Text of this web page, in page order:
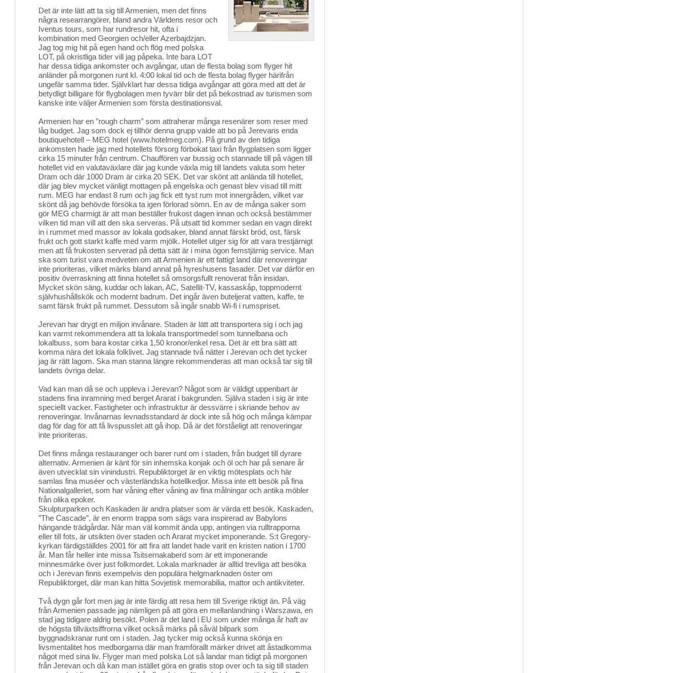
Det är inte lätt att ta sig till Armenien, men det finns
några researrangörer, bland andra Världens resor och
Iventus tours, som har rundresor hit, ofta i
kombination med Georgien och/eller Azerbajdzjan.
Jag tog mig hit på egen hand och flög med polska
LOT, på okristliga tider vill jag påpeka. Inte bara LOT
har dessa tidiga ankomster och avgångar, utan de flesta bolag som flyger hit
anländer på morgonen runt kl. 4:00 lokal tid och de flesta bolag flyger härifrån
ungefär samma tider. Självklart har dessa tidiga avgångar att göra med att det är
betydligt billigare för flygbolagen men tyvärr blir det på bekostnad av turismen som
kanske inte väljer Armenien som första destinationsval.
Armenien har en ”rough charm” som attraherar många resenärer som reser med
låg budget. Jag som dock ej tillhör denna grupp valde att bo på Jerevans enda
boutiquehotell – MEG hotel (www.hotelmeg.com). På grund av den tidiga
ankomsten hade jag med hotellets försorg förbokat taxi från flygplatsen som ligger
cirka 15 minuter från centrum. Chauffören var bussig och stannade till på vägen till
hotellet vid en valutaväxlare där jag kunde växla mig till landets valuta som heter
Dram och där 1000 Dram är cirka 20 SEK. Det var skönt att anlända till hotellet,
där jag blev mycket vänligt mottagen på engelska och genast blev visad till mitt
rum. MEG har endast 8 rum och jag fick ett tyst rum mot innergråden, vilket var
skönt då jag behövde försöka ta igen förlorad sömn. En av de många saker som
gör MEG charmigt är att man beställer frukost dagen innan och också bestämmer
vilken tid man vill att den ska serveras. På utsatt tid kommer sedan en vagn direkt
in i rummet med massor av lokala godsaker, bland annat färskt bröd, ost, färsk
frukt och gott starkt kaffe med varm mjölk. Hotellet utger sig för att vara trestjärnigt
men att få frukosten serverad på detta sätt är i mina ögon femstjärnig service. Man
ska som turist vara medveten om att Armenien är ett fattigt land där renoveringar
inte prioriteras, vilket märks bland annat på hyreshusens fasader. Det var därför en
positiv överraskning att finna hotellet så omsorgsfullt renoverat från insidan.
Mycket skön säng, kuddar och lakan, AC, Satellit-TV, kassaskåp, toppmodernt
självhushållskök och modernt badrum. Det ingår även buteljerat vatten, kaffe, te
samt färsk frukt på rummet. Dessutom så ingår snabb Wi-fi i rumspriset.
Jerevan har drygt en miljon invånare. Staden är lätt att transportera sig i och jag
kan varmt rekommendera att ta lokala transportmedel som tunnelbana och
lokalbuss, som bara kostar cirka 1,50 kronor/enkel resa. Det är ett bra sätt att
komma nära det lokala folklivet. Jag stannade två nätter i Jerevan och det tycker
jag är rätt lagom. Ska man stanna längre rekommenderas att man också tar sig till
landets övriga delar.
Vad kan man då se och uppleva i Jerevan? Något som är väldigt uppenbart är
stadens fina inramning med berget Ararat i bakgrunden. Själva staden i sig är inte
speciellt vacker. Fastigheter och infrastruktur är dessvärre i skriande behov av
renoveringar. Invånarnas levnadsstandard är dock inte så hög och många kämpar
dag för dag för att få livspusslet att gå ihop. Då är det förståeligt att renoveringar
inte prioriteras.
Det finns många restauranger och barer runt om i staden, från budget till dyrare
alternativ. Armenien är känt för sin inhemska konjak och öl och har på senare år
även utvecklat sin vinindustri. Republiktorget är en viktig mötesplats och här
samlas fina muséer och västerländska hotellkedjor. Missa inte ett besök på fina
Nationalgalleriet, som har våning efter våning av fina målningar och antika möbler
från olika epoker.
Skulpturparken och Kaskaden är andra platser som är värda ett besök. Kaskaden,
”The Cascade”, är en enorm trappa som sägs vara inspirerad av Babylons
hängande trädgårdar. När man väl kommit ända upp, antingen via rulltrapporna
eller till fots, är utsikten över staden och Ararat mycket imponerande. S:t Gregory-
kyrkan färdigställdes 2001 för att fira att landet hade varit en kristen nation i 1700
år. Man får heller inte missa Tsitsernakaberd som är ett imponerande
minnesmärke över just folkmordet. Lokala marknader är alltid trevliga att besöka
och i Jerevan finns exempelvis den populära helgmarknaden öster om
Republiktorget, där man kan hitta Sovjetisk memorabilia, mattor och antikviteter.
Två dygn går fort men jag är inte färdig att resa hem till Sverige riktigt än. På väg
från Armenien passade jag nämligen på att göra en mellanlandning i Warszawa, en
stad jag tidigare aldrig besökt. Polen är det land i EU som under många år haft av
de högsta tillväxtsiffrorna vilket också märks på såväl bilpark som
byggnadskranar runt om i staden. Jag tycker mig också kunna skönja en
livsmentalitet hos medborgarna där man framförallt märker drivet att åstadkomma
något med sina liv. Flyger man med polska Lot så landar man tidigt på morgonen
från Jerevan och då kan man istället göra en gratis stop over och ta sig till staden